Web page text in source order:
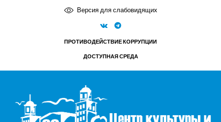
Версия для слабовидящих
ПРОТИВОДЕЙСТВИЕ КОРРУПЦИИ
ДОСТУПНАЯ СРЕДА